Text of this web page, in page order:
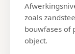
zoals
bouwfases of
object.